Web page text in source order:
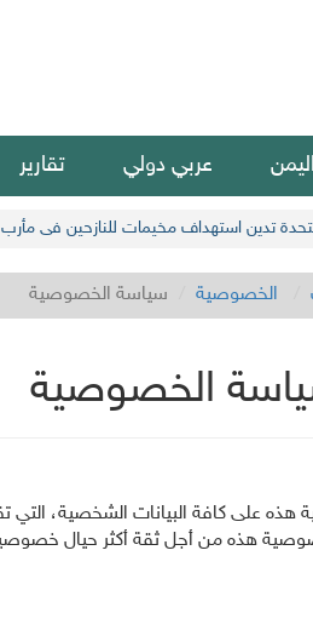
عربي دولي تقارير
تدين استهداف مخيمات للنازحين في مأرب
الخصوصية سياسة الخصوصية
الخصوصية
على كافة البيانات الشخصية، التي
هذه من أجل ثقة أكثر حيال